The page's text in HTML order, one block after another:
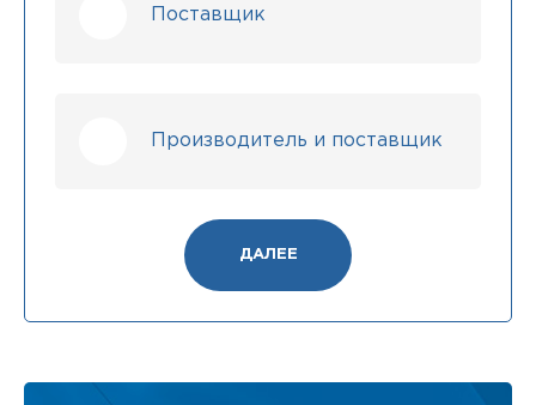
Поставщик
Производитель и поставщик
ДАЛЕЕ